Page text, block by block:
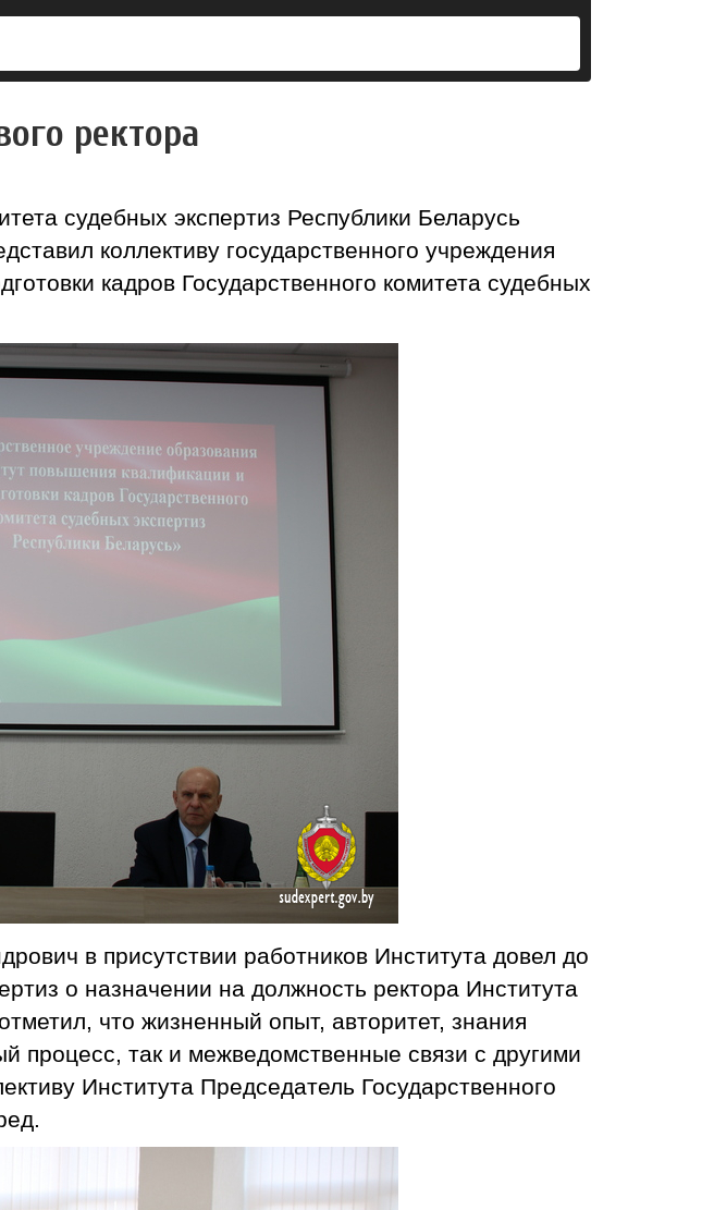
ректора
судебных экспертиз Республики Беларусь
коллективу государственного учреждения
кадров Государственного комитета судебных
в присутствии работников Института довел до
о назначении на должность ректора Института
что жизненный опыт, авторитет, знания
процесс, так и межведомственные связи с другими
Института Председатель Государственного